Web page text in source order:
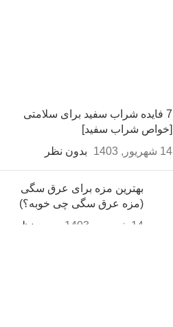
7 فایده شراب سفید برای سلامتی
[خواص شراب سفید]
14 شهریور, 1403
بدون نظر
بهترین مزه برای عرق سگی
(مزه عرق سگی چی خوبه؟)
14 شهریور, 1403
بدون نظر